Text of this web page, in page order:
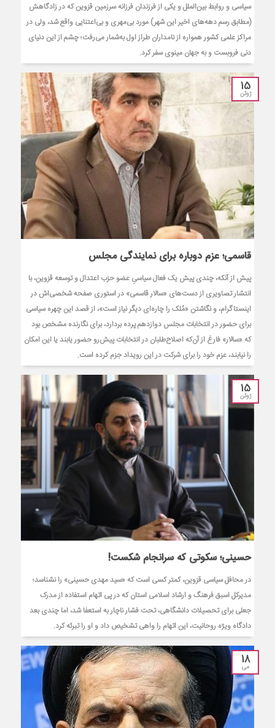
سیاسی و روابط بین‌الملل و یکی از فرزندان فرزانه سرزمین قزوین که در زادگاهش
(مطابق رسم دهه‌های اخیر این شهر) مورد بی‌مهری و بی‌اعتنایی واقع شد، ولی در
مراکز علمی کشور همواره از نامداران طراز اول به‌شمار می‌رفت؛ چشم از این دنیای
دنی فروبست و به جهان مینوی سفر کرد.
15
ژوئن
قاسمی؛ عزم دوباره برای نمایندگی مجلس
پیش از آنکه، چندی پیش یک فعال سیاسیِ عضو حزب اعتدال و توسعه قزوین، با
انتشار تصاویری از دست‌های «سالار قاسمی» در استوری صفحه شخصی‌اش در
اینستاگرام، و نگاشتن «مُلک را چاره‌ای دیگر نیاز است»، از قصد این چهره سیاسی
برای حضور در انتخابات مجلس دوازدهم پرده بردارد، برای نگارنده مشخص بود
که «سالار» فارغ از آن‌که اصلاح‌طلبان در انتخابات پیش‌رو حضور یابند یا این امکان
را نیابند، عزم خود را برای شرکت در این رویداد جزم کرده است.
15
ژوئن
حسینی؛ سکوتی که سرانجام شکست!
در محافل سیاسی قزوین، کمتر کسی است که «سید مهدی حسینی» را نشناسد؛
مدیرکل اسبق فرهنگ و ارشاد اسلامی استان که در پی اتهام استفاده از مدرک
جعلی برای تحصیلات دانشگاهی، تحت فشار ناچار به استعفا شد، اما چندی بعد
دادگاه ویژه روحانیت، این اتهام را واهی تشخیص داد و او را تبرئه کرد.
18
می